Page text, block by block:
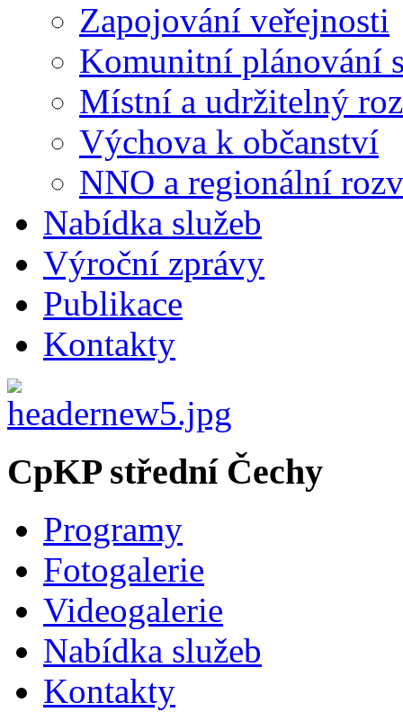
Zapojování veřejnosti
Komunitní plánování
Místní a udržitelný
Výchova k občanství
NNO a regionální
Nabídka služeb
Výroční zprávy
Publikace
Kontakty
CpKP střední Čechy
Programy
Fotogalerie
Videogalerie
Nabídka služeb
Kontakty